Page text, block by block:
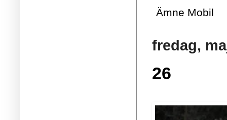
Ämne Mobil
fredag,
26